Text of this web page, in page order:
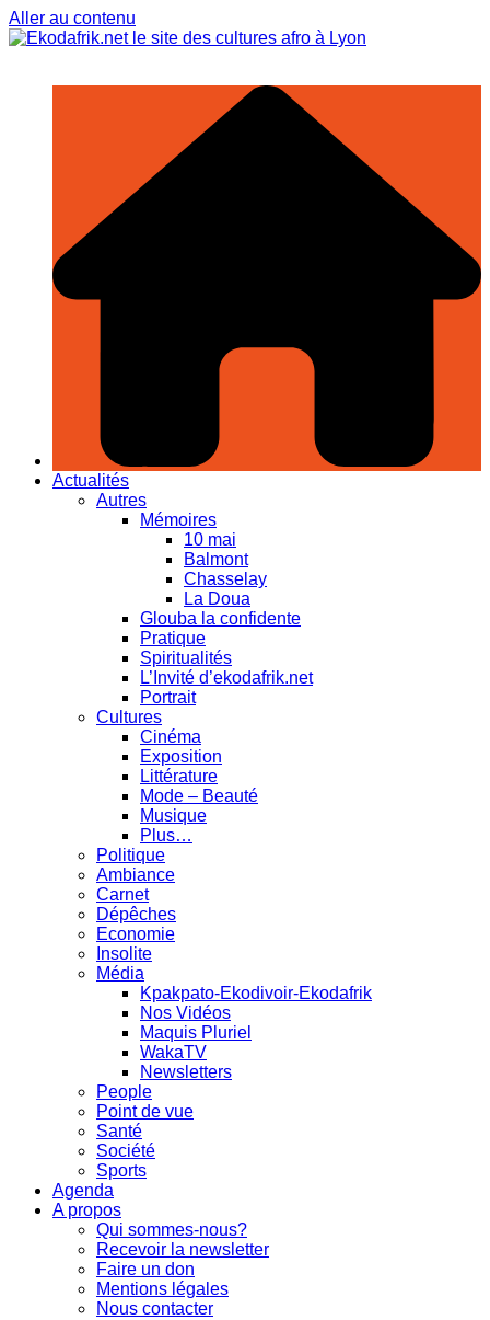
Aller au contenu
Actualités
Autres
Mémoires
10 mai
Balmont
Chasselay
La Doua
Glouba la confidente
Pratique
Spiritualités
L’Invité d’ekodafrik.net
Portrait
Cultures
Cinéma
Exposition
Littérature
Mode – Beauté
Musique
Plus…
Politique
Ambiance
Carnet
Dépêches
Economie
Insolite
Média
Kpakpato-Ekodivoir-Ekodafrik
Nos Vidéos
Maquis Pluriel
WakaTV
Newsletters
People
Point de vue
Santé
Société
Sports
Agenda
A propos
Qui sommes-nous?
Recevoir la newsletter
Faire un don
Mentions légales
Nous contacter